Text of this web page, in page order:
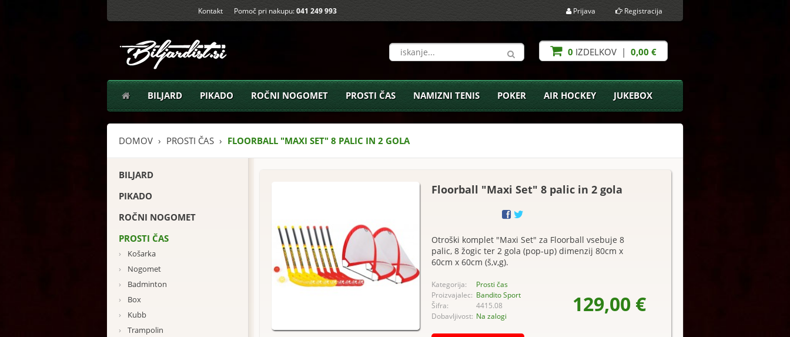
Kontakt Pomoč pri nakupu:041 249 993 Prijava Registracija
0 IZDELKOV | 0,00 €
BILJARD PIKADO ROČNI NOGOMET PROSTI ČAS NAMIZNI TENIS POKER AIR HOCKEY JUKEBOX
DOMOV PROSTI ČAS FLOORBALL "MAXI SET" 8 PALIC IN 2 GOLA
BILJARD
PIKADO
ROČNI NOGOMET
PROSTI ČAS
›
Košarka
›
Nogomet
›
Badminton
›
Box
›
Kubb
›
Trampolin
Floorball "Maxi Set" 8 palic in 2 gola
Otroški komplet "Maxi Set" za Floorball vsebuje 8
palic, 8 žogic ter 2 gola (pop-up) dimenzij 80cm x
60cm x 60cm (š,v,g).
Kategorija:
Prosti čas
Proizvajalec: Bandito Sport
Šifra:
4415.08
Dobavljivost: Na zalogi 129,00 €